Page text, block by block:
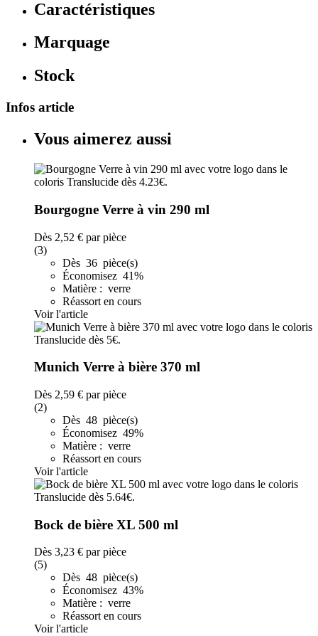
Caractéristiques
Marquage
Stock
Infos article
Vous aimerez aussi
Bourgogne Verre à vin 290 ml
Dès 2,52 € par pièce
(3)
Dès 36 pièce(s)
Économisez 41%
Matière : verre
Réassort en cours
Voir l'article
Munich Verre à bière 370 ml
Dès 2,59 € par pièce
(2)
Dès 48 pièce(s)
Économisez 49%
Matière : verre
Réassort en cours
Voir l'article
Bock de bière XL 500 ml
Dès 3,23 € par pièce
(5)
Dès 48 pièce(s)
Économisez 43%
Matière : verre
Réassort en cours
Voir l'article